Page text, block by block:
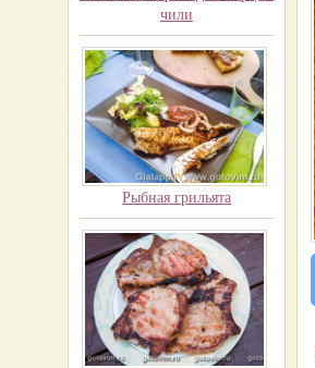
чили
Рыбная грильята